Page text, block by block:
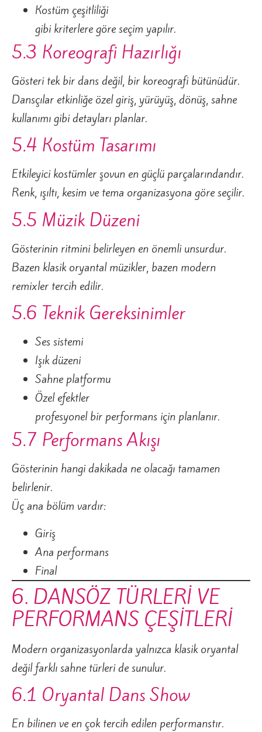
Kostüm çeşitliliği
gibi kriterlere göre seçim yapılır.
5.3 Koreografi Hazırlığı
Gösteri tek bir dans değil, bir koreografi bütünüdür.
Dansçılar etkinliğe özel giriş, yürüyüş, dönüş, sahne
kullanımı gibi detayları planlar.
5.4 Kostüm Tasarımı
Etkileyici kostümler şovun en güçlü parçalarındandır.
Renk, ışıltı, kesim ve tema organizasyona göre seçilir.
5.5 Müzik Düzeni
Gösterinin ritmini belirleyen en önemli unsurdur.
Bazen klasik oryantal müzikler, bazen modern
remixler tercih edilir.
5.6 Teknik Gereksinimler
Ses sistemi
Işık düzeni
Sahne platformu
Özel efektler
profesyonel bir performans için planlanır.
5.7 Performans Akışı
Gösterinin hangi dakikada ne olacağı tamamen
belirlenir.
Üç ana bölüm vardır:
Giriş
Ana performans
Final
6. DANSÖZ TÜRLERİ VE
PERFORMANS ÇEŞİTLERİ
Modern organizasyonlarda yalnızca klasik oryantal
değil farklı sahne türleri de sunulur.
6.1 Oryantal Dans Show
En bilinen ve en çok tercih edilen performanstır.